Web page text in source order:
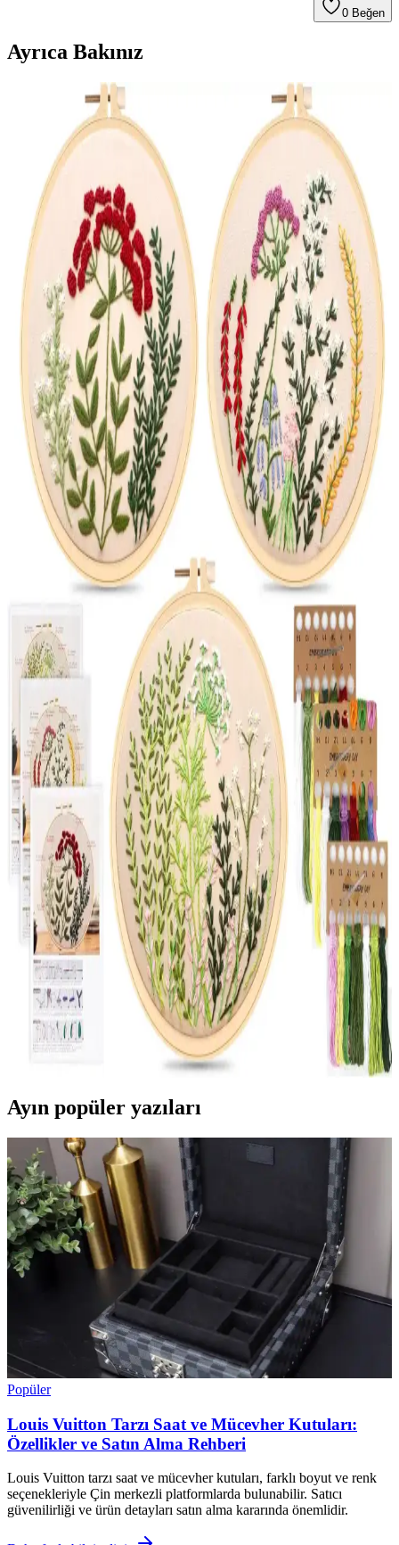
0 Beğen
Ayrıca Bakınız
Tuncay Tekstil Kırmızı Kanaviçe El İşi Keten
Güneşlik Perdesi Doğal Malzemelerle Şık Tasarım
Kırmızı renkli, el işi kanaviçe detaylarıyla süslenmiş, doğal pamuk
keten dokuma kumaştan üretilmiş güneşlik perde, pratik montajı ve
estetik tasarımıyla yaşam alanlarınızı güzelleştirir.
Tuncay Tekstil Kırmızı Kanaviçeli Perde: Estetik ve
Dayanıklı Mutfak Dekorasyonu İçin
Tuncay Tekstil'in kırmızı kanaviçeli perde modeli, doğal keten
malzeme, el işçiliği detaylar ve rustik tasarımıyla mutfak ve küçük
alanlar için ideal, şık ve dayanıklı bir seçimdir.
Cotton Studio Perde Karşılaştırması: Doğal
Kumaşlar ve Tasarım Detayları
İki farklı Cotton Studio perde modeli, doğal kumaş ve tasarım
detaylarıyla öne çıkıyor. Ölçü sorunları ve kalite farklılıkları,
kullanıcı geri bildirimleriyle detaylandırıldı.
Pamuklu Kanaviçeli Perde Karşılaştırması: Cotton
Studio ve Tuncay Tekstil Ürünleri Analizi
İki farklı kırmızı kanaviçeli perdeyi detaylı karşılaştırıyoruz. Her iki
ürün de yüksek kalite, otantik detaylar ve modern tasarımlarla ev
dekorasyonuna şıklık katıyor.
Çt Çeyizci Tekstil Kanaviçe Runner: Şık ve
Dayanıklı Masa Örtüsü Tasarımı ve Özellikleri
40x140 cm ölçülerinde pembe renkli kanaviçe runner, doğal çiçek
desenleri ve güpür detaylarıyla masa dekorasyonunuza zarif ve canlı
bir dokunuş sağlar, uzun ömürlü polyester malzeme ile kolay bakım
2025'te Kanaviçe Yatak Odası Takımlarıyla
Zarafetin 5 Sırrı
Kanaviçe yatak odası takımlarıyla evinize özgünlük ve şıklık katın.
Fiyatları ve dekorasyon ipuçlarını hemen keşfedin! Hemen
inceleyin.
En Güzel Havlu İşleme Modelleri ve Dekorasyonda
Zarif Detaylar Hakkında Bilgi
Havlu işleme teknikleri, modelleri ve dekorasyona etkileri hakkında
detaylı bilgi içerir. Geleneksel ve modern tasarımlarla evinizde şıklık
ve kişisel dokunuşlar yaratın.
Kanaviçe Başlangıç Setleri ile Ev Dekorasyonunda
Yaratıcı ve Şık Detaylar
Kanaviçe başlangıç setleri, pratik ve estetik el işi çözümleri sunar.
Dekorasyon ve mobilyada kullanımıyla yaşam alanlarınızı
kişiselleştirin, özgün detaylar ekleyin ve yaratıcılığınızı konuşturun.
Ayın popüler yazıları
Popüler
Louis Vuitton Tarzı Saat ve Mücevher Kutuları:
Özellikler ve Satın Alma Rehberi
Louis Vuitton tarzı saat ve mücevher kutuları, farklı boyut ve renk
seçenekleriyle Çin merkezli platformlarda bulunabilir. Satıcı
güvenilirliği ve ürün detayları satın alma kararında önemlidir.